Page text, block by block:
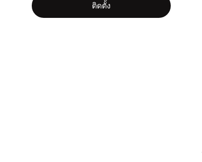
ติดตั้ง